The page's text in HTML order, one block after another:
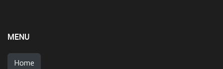
MENU
Home